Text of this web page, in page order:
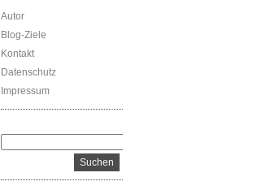
Autor
Blog-Ziele
Kontakt
Datenschutz
Impressum